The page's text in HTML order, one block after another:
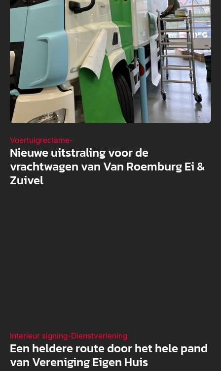
Voertuigreclame-
Nieuwe uitstraling voor de
vrachtwagen van Van Roemburg Ei &
Zuivel
Interieur signing-Dienstverlening
Een heldere route door het hele pand
van Vereniging Eigen Huis